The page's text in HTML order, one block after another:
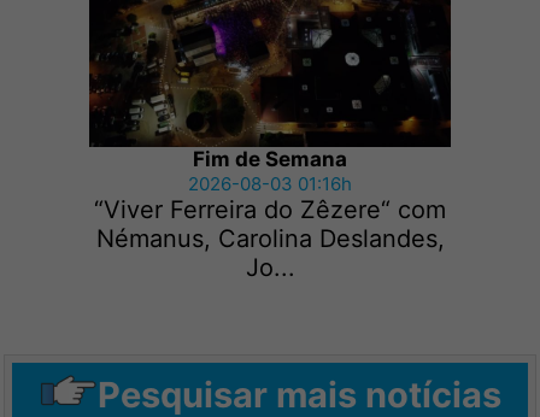
Fim de Semana
2026-08-03 01:16h
“Viver Ferreira do Zêzere“ com
Némanus, Carolina Deslandes,
Jo...
Pesquisar mais notícias